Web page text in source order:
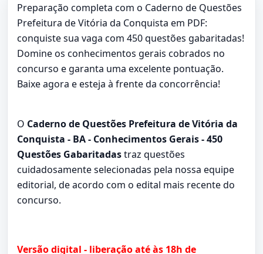
Preparação completa com o Caderno de Questões
Prefeitura de Vitória da Conquista em PDF:
conquiste sua vaga com 450 questões gabaritadas!
Domine os conhecimentos gerais cobrados no
concurso e garanta uma excelente pontuação.
Baixe agora e esteja à frente da concorrência!
O Caderno de Questões Prefeitura de Vitória da
Conquista - BA - Conhecimentos Gerais - 450
Questões Gabaritadastraz questões
cuidadosamente selecionadas pela nossa equipe
editorial, de acordo com o edital mais recente do
concurso.
Versão digital - liberação até às 18h de